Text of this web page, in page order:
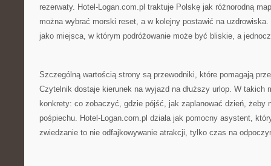
rezerwaty. Hotel-Logan.com.pl traktuje Polskę jak różnorodną
można wybrać morski reset, a w kolejny postawić na
jako miejsca, w którym podróżowanie może być bliskie, a
Szczególną wartością strony są przewodniki, które pomagają
Czytelnik dostaje kierunek na wyjazd na dłuższy urlop. W takich
konkrety: co zobaczyć, gdzie pójść, jak zaplanować dzień, żeby
pośpiechu. Hotel-Logan.com.pl działa jak pomocny asystent,
zwiedzanie to nie odfajkowywanie atrakcji, tylko czas na